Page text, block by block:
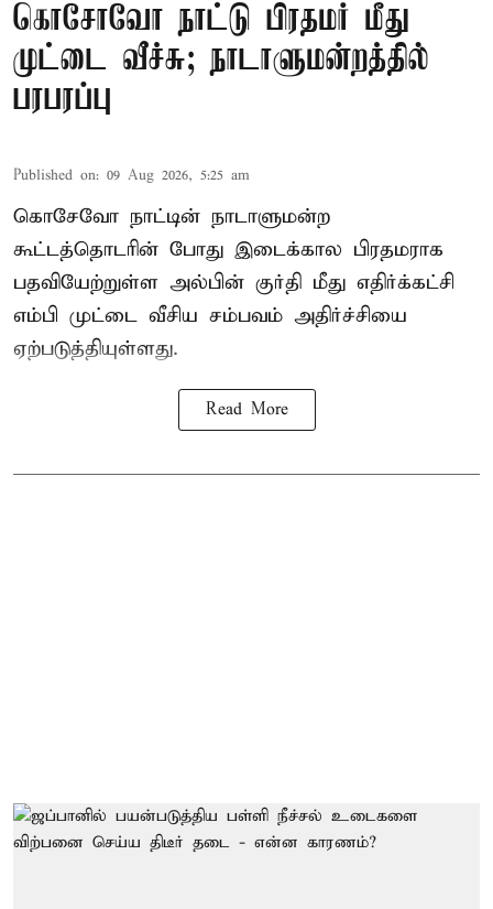
கொசோவோ நாட்டு பிரதமர் மீது
முட்டை வீச்சு; நாடாளுமன்றத்தில்
பரபரப்பு
Published on: 09 Aug 2026, 5:25 am
கொசேவோ நாட்டின் நாடாளுமன்ற
கூட்டத்தொடரின் போது இடைக்கால பிரதமராக
பதவியேற்றுள்ள அல்பின் குர்தி மீது எதிர்க்கட்சி
எம்பி முட்டை வீசிய சம்பவம் அதிர்ச்சியை
ஏற்படுத்தியுள்ளது.
Read More